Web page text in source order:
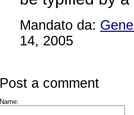
Mandato da:
14, 2005
Post a comment
Name: